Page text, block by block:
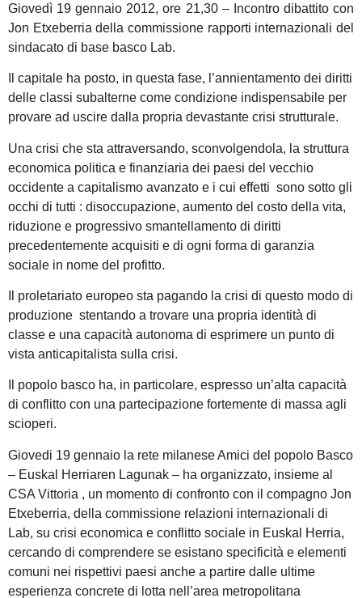
Giovedì 19 gennaio 2012, ore 21,30 – Incontro dibattito con
Jon Etxeberria della commissione rapporti internazionali del
sindacato di base basco Lab.
Il capitale ha posto, in questa fase, l’annientamento dei diritti
delle classi subalterne come condizione indispensabile per
provare ad uscire dalla propria devastante crisi strutturale.
Una crisi che sta attraversando, sconvolgendola, la struttura
economica politica e finanziaria dei paesi del vecchio
occidente a capitalismo avanzato e i cui effetti sono sotto gli
occhi di tutti : disoccupazione, aumento del costo della vita,
riduzione e progressivo smantellamento di diritti
precedentemente acquisiti e di ogni forma di garanzia
sociale in nome del profitto.
Il proletariato europeo sta pagando la crisi di questo modo di
produzione stentando a trovare una propria identità di
classe e una capacità autonoma di esprimere un punto di
vista anticapitalista sulla crisi.
Il popolo basco ha, in particolare, espresso un’alta capacità
di conflitto con una partecipazione fortemente di massa agli
scioperi.
Giovedi 19 gennaio la rete milanese Amici del popolo Basco
– Euskal Herriaren Lagunak – ha organizzato, insieme al
CSA Vittoria , un momento di confronto con il compagno Jon
Etxeberria, della commissione relazioni internazionali di
Lab, su crisi economica e conflitto sociale in Euskal Herria,
cercando di comprendere se esistano specificità e elementi
comuni nei rispettivi paesi anche a partire dalle ultime
esperienza concrete di lotta nell’area metropolitana